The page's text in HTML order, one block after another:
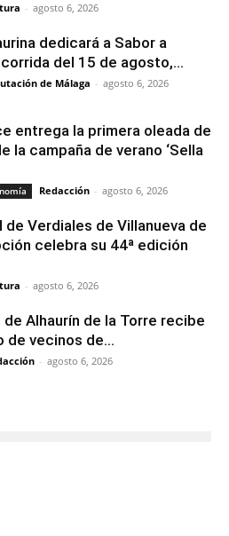
- agosto 6, 2026
dedicará a Sabor a
del 15 de agosto,...
de Málaga - agosto 6, 2026
entrega la primera oleada de
la campaña de verano ‘Sella
Redacción - agosto 6, 2026
de Verdiales de Villanueva de
celebra su 44ª edición
- agosto 6, 2026
de Alhaurín de la Torre recibe
de vecinos de...
- agosto 6, 2026